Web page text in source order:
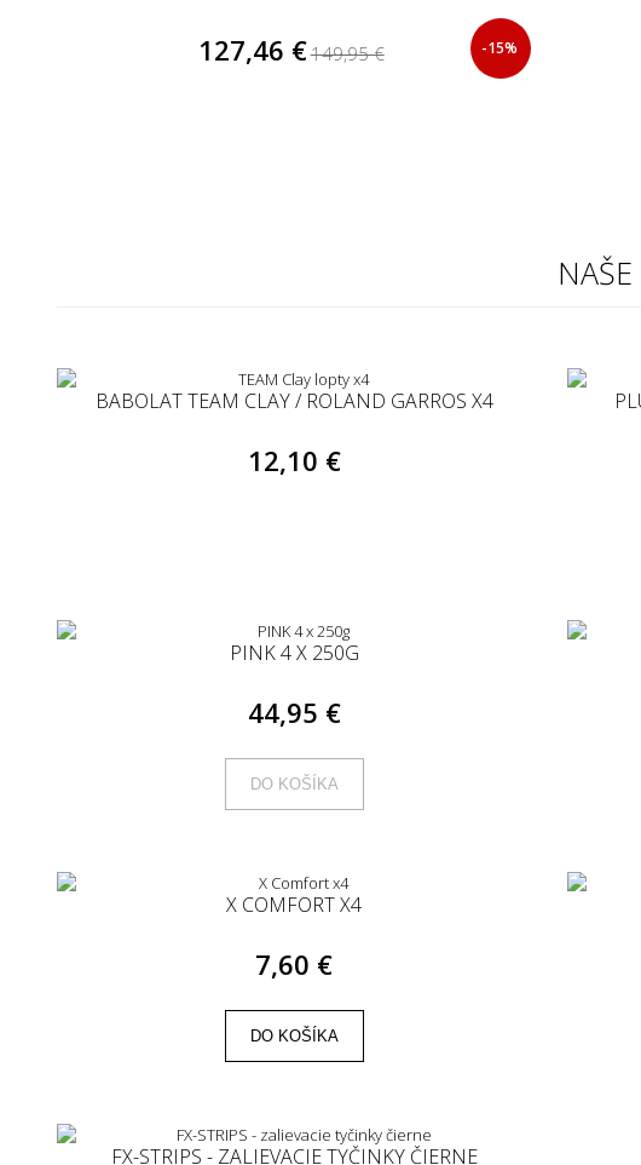
127,46 €149,95 € -15%
BABOLAT TEAM CLAY / ROLAND GARROS X4
12,10 €
PINK 4 X 250G
44,95 €
DO KOŠÍKA
X COMFORT X4
7,60 €
DO KOŠÍKA
FX-STRIPS - ZALIEVACIE TYČINKY ČIERNE